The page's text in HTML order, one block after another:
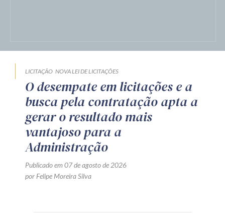
LICITAÇÃO NOVA LEI DE LICITAÇÕES
O desempate em licitações e a
busca pela contratação apta a
gerar o resultado mais
vantajoso para a
Administração
Publicado em 07 de agosto de 2026
por Felipe Moreira Silva